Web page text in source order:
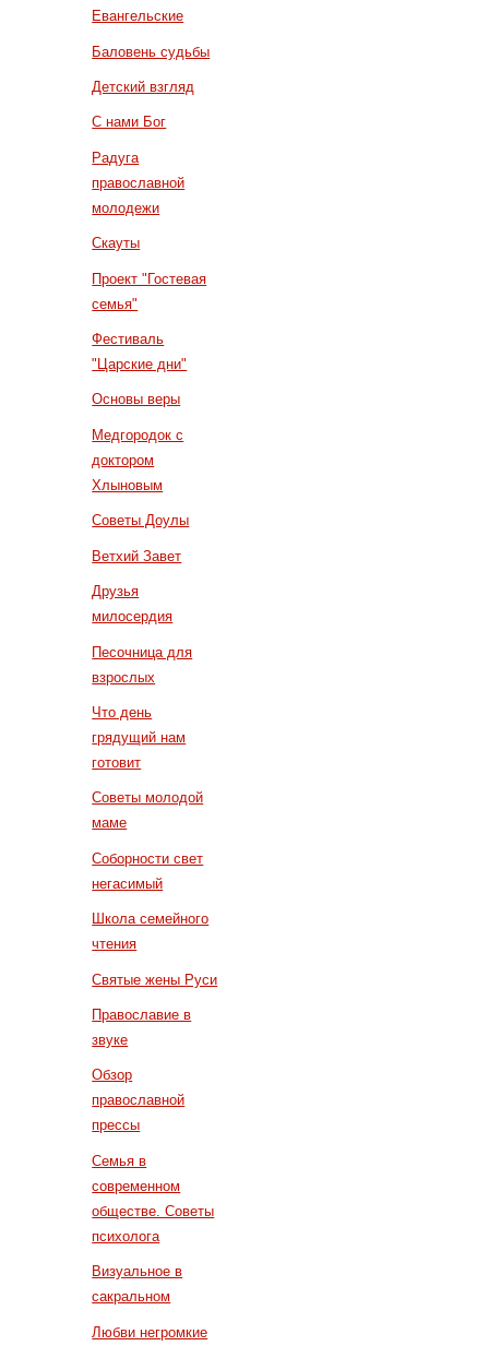
Евангельские
Баловень судьбы
Детский взгляд
С нами Бог
Радуга
православной
молодежи
Скауты
Проект "Гостевая
семья"
Фестиваль
"Царские дни"
Основы веры
Медгородок с
доктором
Хлыновым
Советы Доулы
Ветхий Завет
Друзья
милосердия
Песочница для
взрослых
Что день
грядущий нам
готовит
Советы молодой
маме
Соборности свет
негасимый
Школа семейного
чтения
Святые жены Руси
Православие в
звуке
Обзор
православной
прессы
Семья в
современном
обществе. Советы
психолога
Визуальное в
сакральном
Любви негромкие